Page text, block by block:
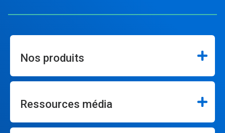
Nos produits
Ressources média